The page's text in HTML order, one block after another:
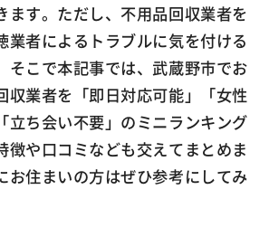
ます。ただし、不用品回収業者を
業者によるトラブルに気を付ける
そこで本記事では、武蔵野市でお
収業者を「即日対応可能」「女性
立ち会い不要」のミニランキング
徴や口コミなども交えてまとめま
お住まいの方はぜひ参考にしてみ